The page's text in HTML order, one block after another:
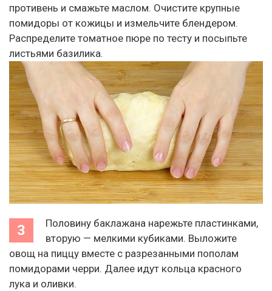
противень и смажьте маслом. Очистите крупные
помидоры от кожицы и измельчите блендером.
Распределите томатное пюре по тесту и посыпьте
листьями базилика.
Половину баклажана нарежьте пластинками,
вторую — мелкими кубиками. Выложите
овощ на пиццу вместе с разрезанными пополам
помидорами черри. Далее идут кольца красного
лука и оливки.